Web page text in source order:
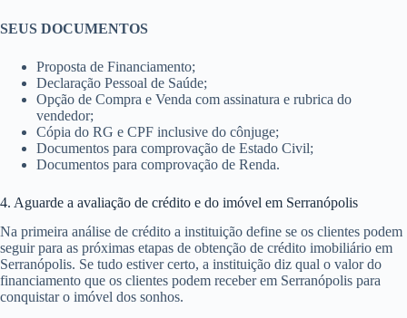
SEUS DOCUMENTOS
Proposta de Financiamento;
Declaração Pessoal de Saúde;
Opção de Compra e Venda com assinatura e rubrica do
vendedor;
Cópia do RG e CPF inclusive do cônjuge;
Documentos para comprovação de Estado Civil;
Documentos para comprovação de Renda.
4. Aguarde a avaliação de crédito e do imóvel em Serranópolis
Na primeira análise de crédito a instituição define se os clientes podem
seguir para as próximas etapas de obtenção de crédito imobiliário em
Serranópolis. Se tudo estiver certo, a instituição diz qual o valor do
financiamento que os clientes podem receber em Serranópolis para
conquistar o imóvel dos sonhos.